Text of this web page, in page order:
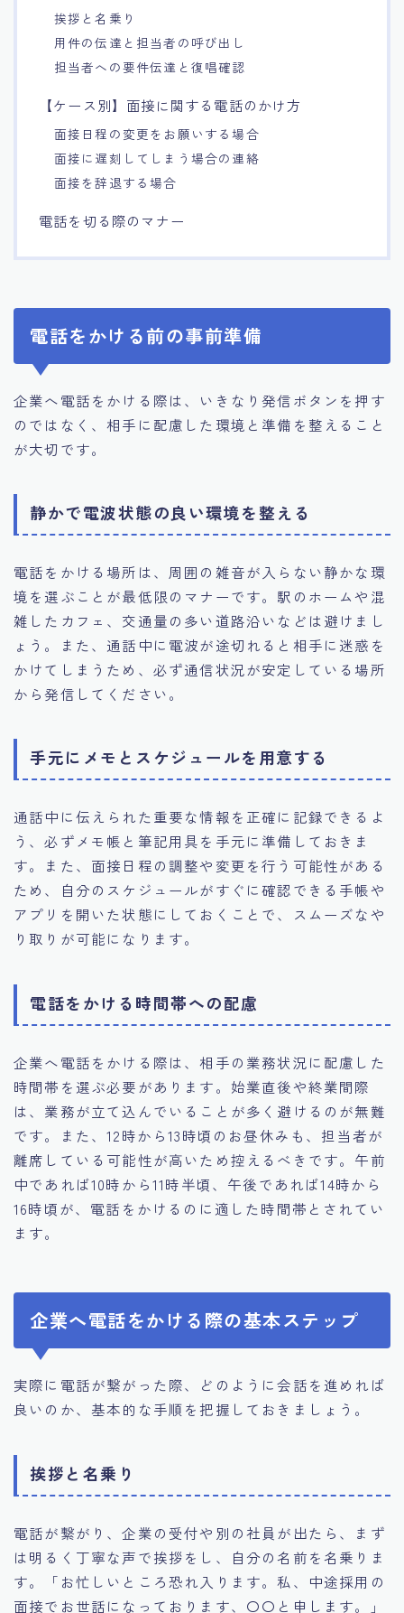
挨拶と名乗り
用件の伝達と担当者の呼び出し
担当者への要件伝達と復唱確認
【ケース別】面接に関する電話のかけ方
面接日程の変更をお願いする場合
面接に遅刻してしまう場合の連絡
面接を辞退する場合
電話を切る際のマナー
電話をかける前の事前準備
企業へ電話をかける際は、いきなり発信ボタンを押す
のではなく、相手に配慮した環境と準備を整えること
が大切です。
静かで電波状態の良い環境を整える
電話をかける場所は、周囲の雑音が入らない静かな環
境を選ぶことが最低限のマナーです。駅のホームや混
雑したカフェ、交通量の多い道路沿いなどは避けまし
ょう。また、通話中に電波が途切れると相手に迷惑を
かけてしまうため、必ず通信状況が安定している場所
から発信してください。
手元にメモとスケジュールを用意する
通話中に伝えられた重要な情報を正確に記録できるよ
う、必ずメモ帳と筆記用具を手元に準備しておきま
す。また、面接日程の調整や変更を行う可能性がある
ため、自分のスケジュールがすぐに確認できる手帳や
アプリを開いた状態にしておくことで、スムーズなや
り取りが可能になります。
電話をかける時間帯への配慮
企業へ電話をかける際は、相手の業務状況に配慮した
時間帯を選ぶ必要があります。始業直後や終業間際
は、業務が立て込んでいることが多く避けるのが無難
です。また、12時から13時頃のお昼休みも、担当者が
離席している可能性が高いため控えるべきです。午前
中であれば10時から11時半頃、午後であれば14時から
16時頃が、電話をかけるのに適した時間帯とされてい
ます。
企業へ電話をかける際の基本ステップ
実際に電話が繋がった際、どのように会話を進めれば
良いのか、基本的な手順を把握しておきましょう。
挨拶と名乗り
電話が繋がり、企業の受付や別の社員が出たら、まず
は明るく丁寧な声で挨拶をし、自分の名前を名乗りま
す。「お忙しいところ恐れ入ります。私、中途採用の
面接でお世話になっております、〇〇と申します。」